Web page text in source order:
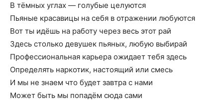
В тёмных углах — голубые целуются
Пьяные красавицы на себя в отражении любуются
Вот ты идёшь на работу через весь этот рай
Здесь столько девушек пьяных, любую выбирай
Профессиональная карьера ожидает тебя здесь
Определять наркотик, настоящий или смесь
И мы не знаем что будет завтра с нами
Может быть мы попадём сюда сами